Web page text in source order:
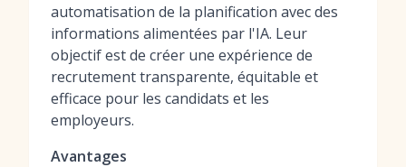
automatisation de la planification avec des
informations alimentées par l'IA. Leur
objectif est de créer une expérience de
recrutement transparente, équitable et
efficace pour les candidats et les
employeurs.
Avantages